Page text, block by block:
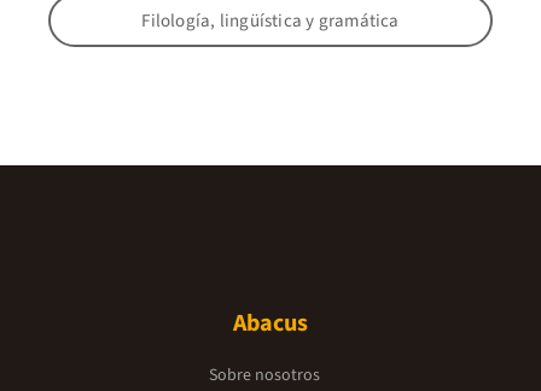
Filología, lingüística y gramática
Abacus
Sobre nosotros